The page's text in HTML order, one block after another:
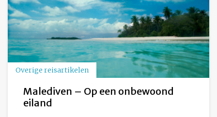
Overige reisartikelen
Malediven – Op een onbewoond
eiland